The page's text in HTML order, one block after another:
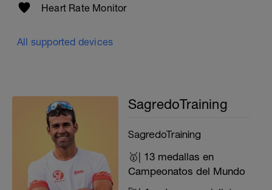
Heart Rate Monitor
All supported devices
SagredoTraining
SagredoTraining
🥇| 13 medallas en
Campeonatos del Mundo